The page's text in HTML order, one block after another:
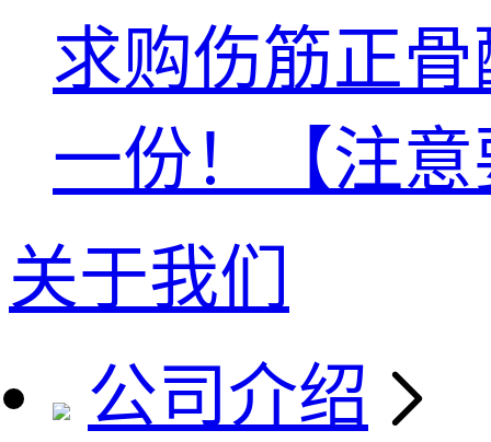
求购伤筋正骨
一份！【注
关于我们
公司介绍